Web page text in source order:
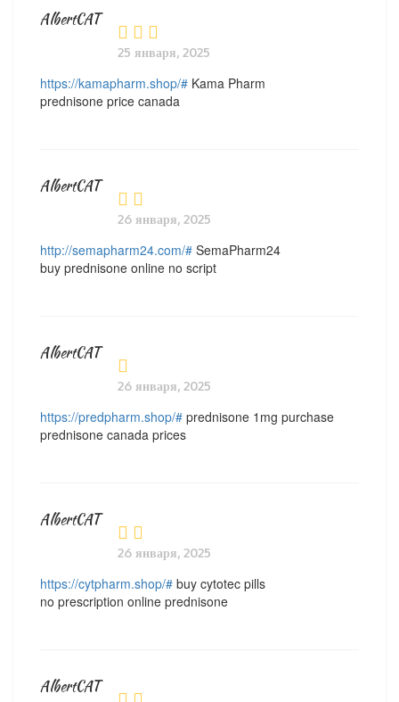
AlbertCAT
25 января, 2025
https://kamapharm.shop/# Kama Pharm
prednisone price canada
AlbertCAT
26 января, 2025
http://semapharm24.com/# SemaPharm24
buy prednisone online no script
AlbertCAT
26 января, 2025
https://predpharm.shop/# prednisone 1mg purchase
prednisone canada prices
AlbertCAT
26 января, 2025
https://cytpharm.shop/# buy cytotec pills
no prescription online prednisone
AlbertCAT